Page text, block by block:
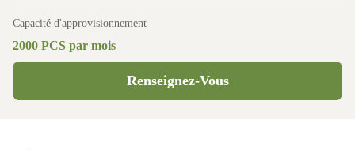
Capacité d'approvisionnement
2000 PCS par mois
Renseignez-Vous